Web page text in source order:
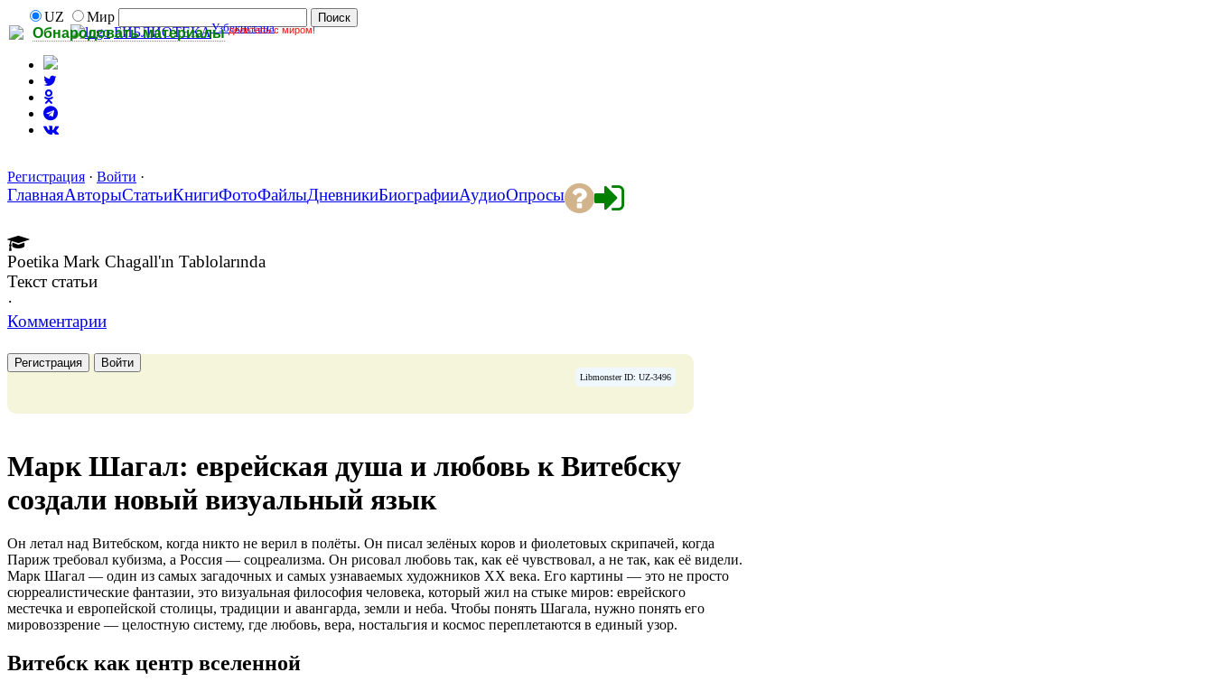
Обнародовать материалы делитесь с миром!
UZ
Мир
БИБЛИОТЕКАУзбекистана
Регистрация · Войти ·
ГлавнаяАвторыСтатьиКнигиФотоФайлыДневникиБиографииАудиоОпросы
Poetika Mark Chagall'ın Tablolarında
Текст статьи
·
Комментарии
Регистрация Войти
Libmonster ID: UZ-3496
Марк Шагал: еврейская душа и любовь к Витебску
создали новый визуальный язык
Он летал над Витебском, когда никто не верил в полёты. Он писал зелёных коров и фиолетовых скрипачей, когда
Париж требовал кубизма, а Россия — соцреализма. Он рисовал любовь так, как её чувствовал, а не так, как её видели.
Марк Шагал — один из самых загадочных и самых узнаваемых художников XX века. Его картины — это не просто
сюрреалистические фантазии, это визуальная философия человека, который жил на стыке миров: еврейского
местечка и европейской столицы, традиции и авангарда, земли и неба. Чтобы понять Шагала, нужно понять его
мировоззрение — целостную систему, где любовь, вера, ностальгия и космос переплетаются в единый узор.
Витебск как центр вселенной